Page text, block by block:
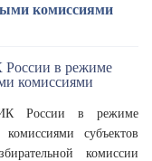
комиссиями
России в режиме
субъектов
комиссии